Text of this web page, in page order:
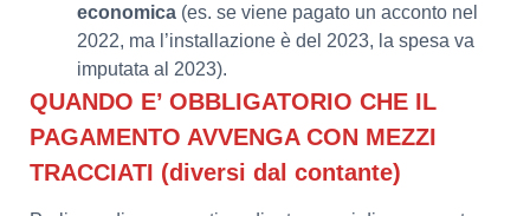
economica (es. se viene pagato un acconto nel
2022, ma l’installazione è del 2023, la spesa va
imputata al 2023).
QUANDO E’ OBBLIGATORIO CHE IL
PAGAMENTO AVVENGA CON MEZZI
TRACCIATI (diversi dal contante)